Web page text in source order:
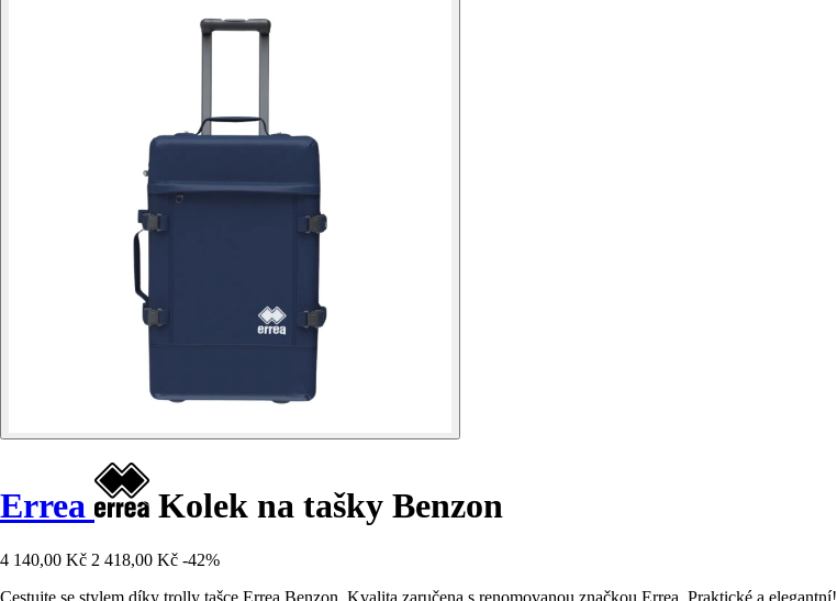
Errea Kolek na tašky Benzon
4 140,00 Kč 2 418,00 Kč -42%
Cestujte se stylem díky trolly tašce Errea Benzon. Kvalita zaručena s renomovanou značkou Errea. Praktické a elegantní!